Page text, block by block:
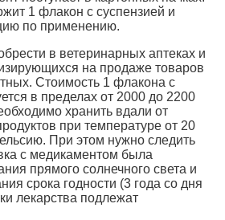
1 флакон с суспензией и
по применению.
в ветеринарных аптеках и
на продаже товаров
Стоимость 1 флакона с
в пределах от 2000 до 2200
хранить вдали от
при температуре от 20
При этом нужно следить
с медикаментом была
прямого солнечного света и
срока годности (3 года со дня
лекарства подлежат